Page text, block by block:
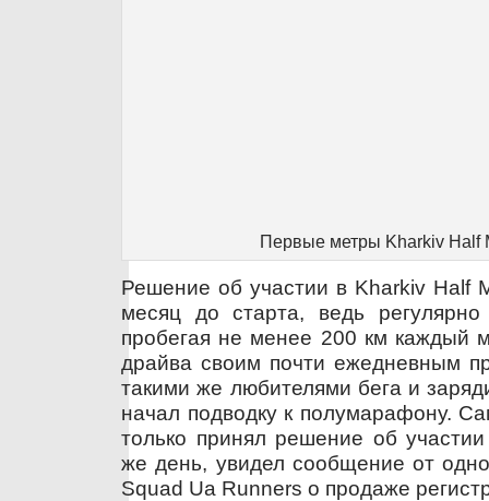
Первые метры Kharkiv Half
Решение об участии в Kharkiv Half
месяц до старта, ведь
пробегая не менее 200 км каждый
драйва своим почти ежедневным
такими же любителями бега и
начал подводку к полумарафону.
только принял решение об
же день, увидел сообщение от
Squad Ua Runners о продаже